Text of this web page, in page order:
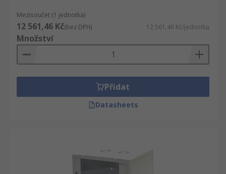
Mezisoučet (1 jednotka)
12 561,46 Kč(bez DPH) 12 561,46 Kč/jednotka
Množství
Přidat
Datasheets